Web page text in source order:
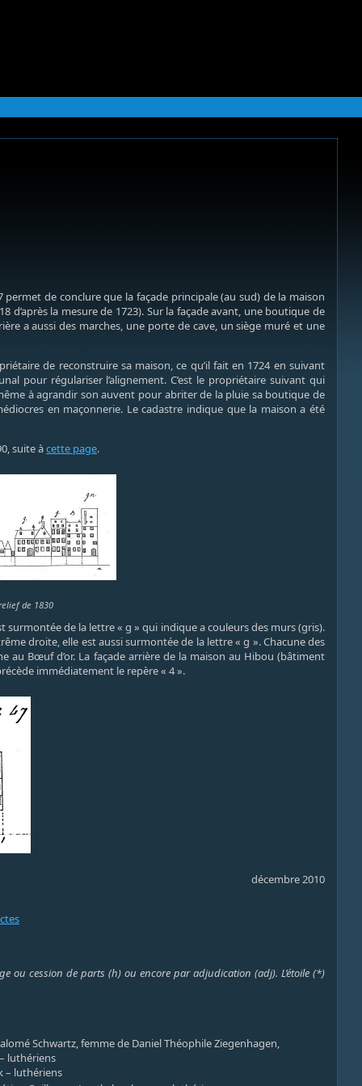
permet de conclure que la façade principale (au sud) de la maison
d’après la mesure de 1723). Sur la façade avant, une boutique de
a aussi des marches, une porte de cave, un siège muré et une
de reconstruire sa maison, ce qu’il fait en 1724 en suivant
pour régulariser l’alignement. C’est le propriétaire suivant qui
à agrandir son auvent pour abriter de la pluie sa boutique de
en maçonnerie. Le cadastre indique que la maison a été
suite àcette page.
de 1830
surmontée de la lettre « g » qui indique a couleurs des murs (gris).
droite, elle est aussi surmontée de la lettre « g ». Chacune des
au Bœuf d’or. La façade arrière de la maison au Hibou (bâtiment
immédiatement le repère « 4 ».
décembre 2010
ou cession de parts (h) ou encore par adjudication (adj). L’étoile (*)
Schwartz, femme de Daniel Théophile Ziegenhagen,
luthériens
– luthériens